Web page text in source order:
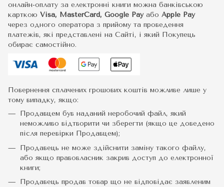
онлайн-оплату за електронні книги можна банківською
карткою Visa, MasterCard, Google Pay або Apple Pay
через одного оператора з прийому та проведення
платежів, які представлені на Сайті, і який Покупець
обирає самостійно.
Повернення сплачених грошових коштів можливе лише у
тому випадку, якщо:
Продавцем був наданий неробочий файл, який
неможливо відтворити чи зберегти (якщо це доведено
після перевірки Продавцем);
Продавець не може здійснити заміну такого файлу,
або якщо правовласник закрив доступ до електронної
книги;
Продавець продав товар що не відповідає заявленим